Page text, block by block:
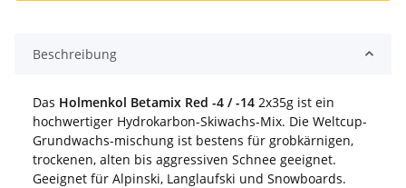
Beschreibung
Das Holmenkol Betamix Red -4 / -14 2x35g ist ein
hochwertiger Hydrokarbon-Skiwachs-Mix. Die Weltcup-
Grundwachs-mischung ist bestens für grobkärnigen,
trockenen, alten bis aggressiven Schnee geeignet.
Geeignet für Alpinski, Langlaufski und Snowboards.